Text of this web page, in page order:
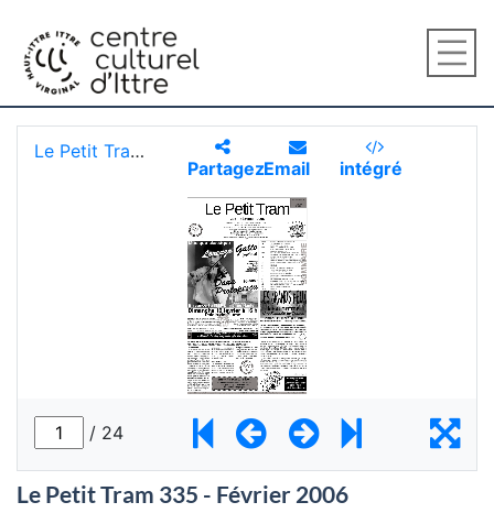
Le Petit Tram 335 - Février 2006